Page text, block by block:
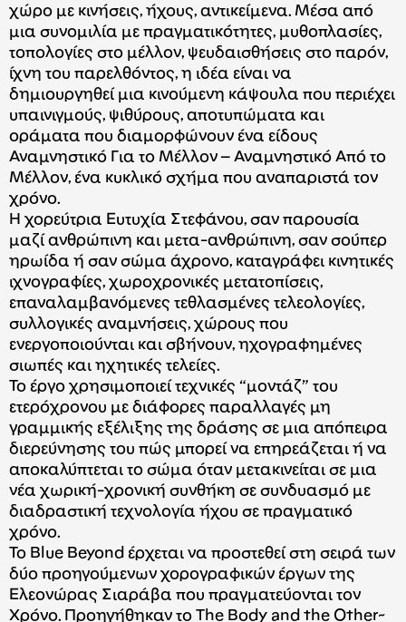
χώρο με κινήσεις, ήχους, αντικείμενα. Μέσα από
μια συνομιλία με πραγματικότητες, μυθοπλασίες,
τοπολογίες στο μέλλον, ψευδαισθήσεις στο παρόν,
ίχνη του παρελθόντος, η ιδέα είναι να
δημιουργηθεί μια κινούμενη κάψουλα που περιέχει
υπαινιγμούς, ψιθύρους, αποτυπώματα και
οράματα που διαμορφώνουν ένα είδους
Αναμνηστικό Για το Μέλλον – Αναμνηστικό Από το
Μέλλον, ένα κυκλικό σχήμα που αναπαριστά τον
χρόνο.
H χορεύτρια Ευτυχία Στεφάνου, σαν παρουσία
μαζί ανθρώπινη και μετα-ανθρώπινη, σαν σούπερ
ηρωίδα ή σαν σώμα άχρονο, καταγράφει κινητικές
ιχνογραφίες, χωροχρονικές μετατοπίσεις,
επαναλαμβανόμενες τεθλασμένες τελεολογίες,
συλλογικές αναμνήσεις, χώρους που
ενεργοποιούνται και σβήνουν, ηχογραφημένες
σιωπές και ηχητικές τελείες.
Το έργο χρησιμοποιεί τεχνικές “μοντάζ” του
ετερόχρονου με διάφορες παραλλαγές μη
γραμμικής εξέλιξης της δράσης σε μια απόπειρα
διερεύνησης του πώς μπορεί να επηρεάζεται ή να
αποκαλύπτεται το σώμα όταν μετακινείται σε μια
νέα χωρική-χρονική συνθήκη σε συνδυασμό με
διαδραστική τεχνολογία ήχου σε πραγματικό
χρόνο.
Το Blue Beyond έρχεται να προστεθεί στη σειρά των
δύο προηγούμενων χορογραφικών έργων της
Ελεονώρας Σιαράβα που πραγματεύονται τον
Χρόνο. Προηγήθηκαν το The Body and the Other~